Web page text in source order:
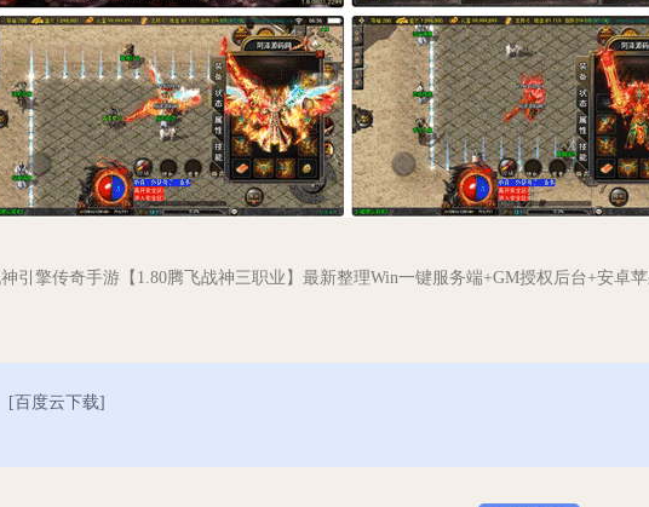
引擎传奇手游【1.80腾飞战神三职业】最新整理Win一键服务端+GM授权后台+安卓
[ 百度云下载]